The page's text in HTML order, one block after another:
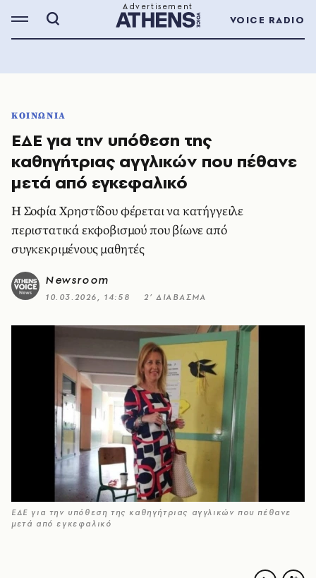
VOICE RADIO
ΚΟΙΝΩΝΙΑ
ΕΔΕ για την υπόθεση της
καθηγήτριας αγγλικών που πέθανε
μετά από εγκεφαλικό
Η Σοφία Χρηστίδου φέρεται να κατήγγειλε
περιστατικά εκφοβισμού που βίωνε από
συγκεκριμένους μαθητές
Newsroom
10.03.2026, 14:58 2’ ΔΙΑΒΑΣΜΑ
ΕΔΕ για την υπόθεση της καθηγήτριας αγγλικών που πέθανε
μετά από εγκεφαλικό